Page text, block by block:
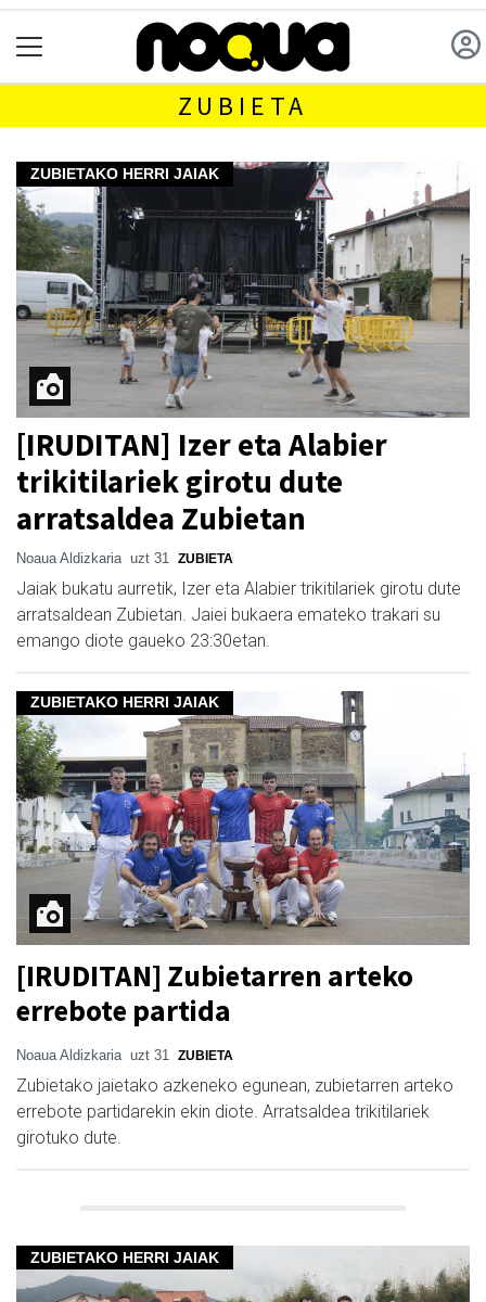
ZUBIETA
ZUBIETAKO HERRI JAIAK
[IRUDITAN] Izer eta Alabier
trikitilariek girotu dute
arratsaldea Zubietan
Noaua Aldizkaria uzt 31 ZUBIETA
Jaiak bukatu aurretik, Izer eta Alabier trikitilariek girotu dute
arratsaldean Zubietan. Jaiei bukaera emateko trakari su
emango diote gaueko 23:30etan.
ZUBIETAKO HERRI JAIAK
[IRUDITAN] Zubietarren arteko
errebote partida
Noaua Aldizkaria uzt 31 ZUBIETA
Zubietako jaietako azkeneko egunean, zubietarren arteko
errebote partidarekin ekin diote. Arratsaldea trikitilariek
girotuko dute.
ZUBIETAKO HERRI JAIAK